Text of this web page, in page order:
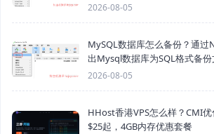
2026-08-05
MySQL数据库怎么备份？通过
出Mysql数据库为SQL格式备
2026-08-05
HHost香港VPS怎么样？CMI
$25起，4GB内存优惠套餐